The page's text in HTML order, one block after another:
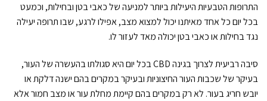
התרופות הטבעיות היעילות ביותר למניעה של כאבי בטן ובחילות, וכמעט
בכל יום כל אחד מאיתנו יכול למצוא מצב, אפילו לרגע, שבו תרופה יעילה
נגד בחילות או כאבי בטן יכולה מאד לעזור לו.
סיבה רביעית לצרוך בגינה CBD בכל יום היא סגולתו בהעשרה של העור,
בעיקר של שכבות העור החיצוניות ובעיקר במקרים בהם ישנה דלקת או
יובש חריג בעור. לא רק במקרים בהם קיימת מחלת עור או מצב חמור אלא